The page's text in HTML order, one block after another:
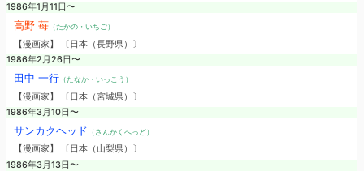
1986年1月11日〜
高野 苺（たかの・いちご）
【漫画家】 〔日本（長野県）〕
1986年2月26日〜
田中 一行（たなか・いっこう）
【漫画家】 〔日本（宮城県）〕
1986年3月10日〜
サンカクヘッド （さんかくへっど）
【漫画家】 〔日本（山梨県）〕
1986年3月13日〜